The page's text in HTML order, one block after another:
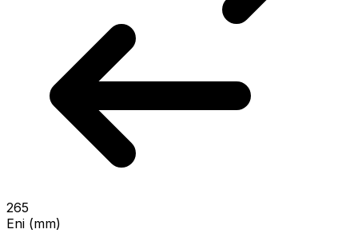
265
Eni (mm)